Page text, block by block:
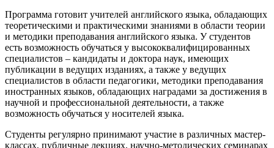
Программа готовит учителей английского языка, обладающих
теоретическими и практическими знаниями в области теории
и методики преподавания английского языка. У студентов
есть возможность обучаться у высококвалифицированных
специалистов – кандидаты и доктора наук, имеющих
публикации в ведущих изданиях, а также у ведущих
специалистов в области педагогики, методики преподавания
иностранных языков, обладающих наградами за достижения в
научной и профессиональной деятельности, а также
возможность обучаться у носителей языка.
Студенты регулярно принимают участие в различных мастер-
классах, публичные лекциях, научно-методических семинарах